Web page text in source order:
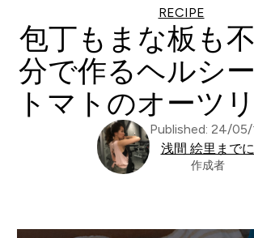
RECIPE
包丁もまな板も
分で作るヘルシ
トマトのオーツ
Published: 24/05/
浅間 絵里までに
作成者